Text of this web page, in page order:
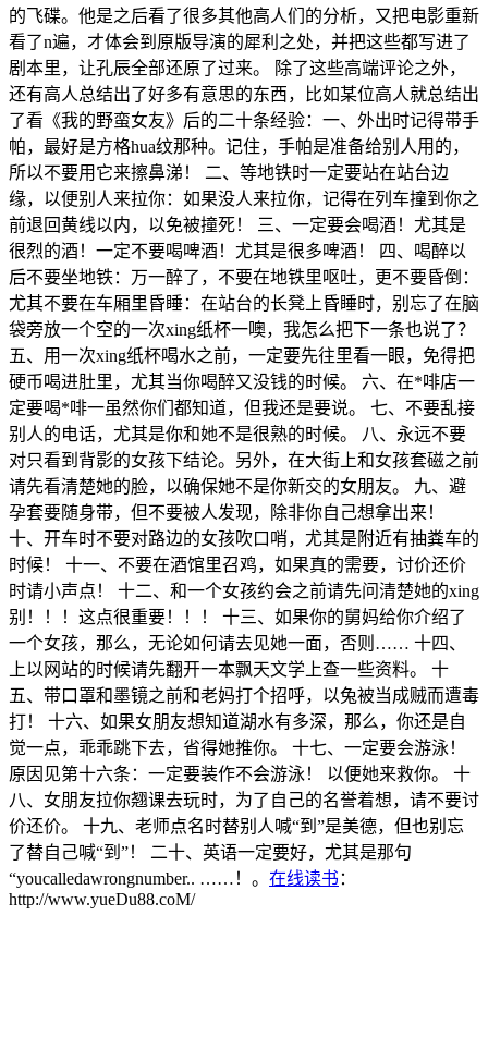
的飞碟。他是之后看了很多其他高人们的分析，又把电影重新
看了n遍，才体会到原版导演的犀利之处，并把这些都写进了
剧本里，让孔辰全部还原了过来。 除了这些高端评论之外，
还有高人总结出了好多有意思的东西，比如某位高人就总结出
了看《我的野蛮女友》后的二十条经验：一、外出时记得带手
帕，最好是方格hua纹那种。记住，手帕是准备给别人用的，
所以不要用它来擦鼻涕！ 二、等地铁时一定要站在站台边
缘，以便别人来拉你：如果没人来拉你，记得在列车撞到你之
前退回黄线以内，以免被撞死！ 三、一定要会喝酒！尤其是
很烈的酒！一定不要喝啤酒！尤其是很多啤酒！ 四、喝醉以
后不要坐地铁：万一醉了，不要在地铁里呕吐，更不要昏倒：
尤其不要在车厢里昏睡：在站台的长凳上昏睡时，别忘了在脑
袋旁放一个空的一次xing纸杯一噢，我怎么把下一条也说了？
五、用一次xing纸杯喝水之前，一定要先往里看一眼，免得把
硬币喝进肚里，尤其当你喝醉又没钱的时候。 六、在*啡店一
定要喝*啡一虽然你们都知道，但我还是要说。 七、不要乱接
别人的电话，尤其是你和她不是很熟的时候。 八、永远不要
对只看到背影的女孩下结论。另外，在大街上和女孩套磁之前
请先看清楚她的脸，以确保她不是你新交的女朋友。 九、避
孕套要随身带，但不要被人发现，除非你自己想拿出来！
十、开车时不要对路边的女孩吹口哨，尤其是附近有抽粪车的
时候！ 十一、不要在酒馆里召鸡，如果真的需要，讨价还价
时请小声点！ 十二、和一个女孩约会之前请先问清楚她的xing
别！！！这点很重要！！！ 十三、如果你的舅妈给你介绍了
一个女孩，那么，无论如何请去见她一面，否则…… 十四、
上以网站的时候请先翻开一本飘天文学上查一些资料。 十
五、带口罩和墨镜之前和老妈打个招呼，以兔被当成贼而遭毒
打！ 十六、如果女朋友想知道湖水有多深，那么，你还是自
觉一点，乖乖跳下去，省得她推你。 十七、一定要会游泳！
原因见第十六条：一定要装作不会游泳！ 以便她来救你。 十
八、女朋友拉你翘课去玩时，为了自己的名誉着想，请不要讨
价还价。 十九、老师点名时替别人喊“到”是美德，但也别忘
了替自己喊“到”！ 二十、英语一定要好，尤其是那句
“youcalledawrongnumber.. ……！。 在线读书 ：
http://www.yueDu88.coM/